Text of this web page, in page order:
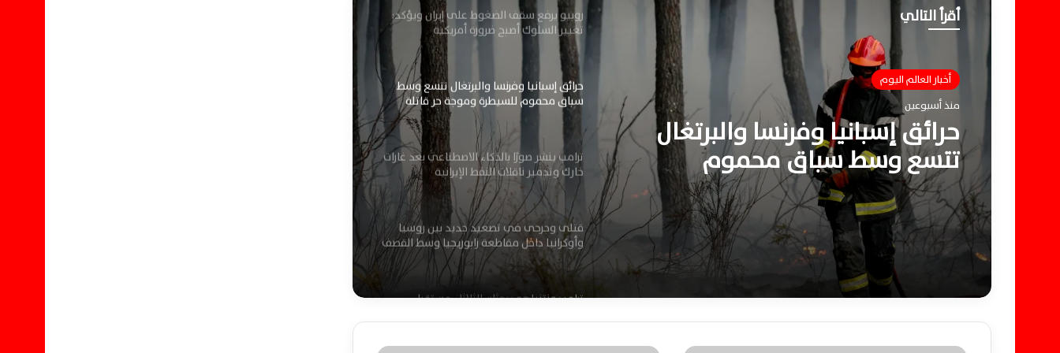
أقرأ التالي
أخبار العالم اليوم
منذ أسبوعين
حرائق إسبانيا وفرنسا والبرتغال
تتسع وسط سباق محموم
للسيطرة وموجة حر قاتلة
روبيو يرفع سقف الضغوط على إيران ويؤكد:
تغيير السلوك أصبح ضرورة أمريكية
حرائق إسبانيا وفرنسا والبرتغال تتسع وسط
سباق محموم للسيطرة وموجة حر قاتلة
ترامب ينشر صورًا بالذكاء الاصطناعي بعد غارات
خارك وتدمير ناقلات النفط الإيرانية
قتلى وجرحى في تصعيد جديد بين روسيا
وأوكرانيا داخل مقاطعة زابوريجيا وسط القصف
ترامب ونتنياهو يبحثان الثلاثاء مستقبل